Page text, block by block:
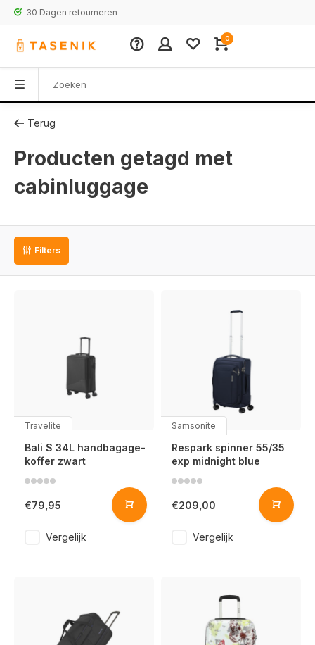
30 Dagen retourneren
0
Terug
Producten getagd met
cabinluggage
Filters
Travelite
Bali S 34L handbagage-
koffer zwart
€79,95
Vergelijk
Samsonite
Respark spinner 55/35
exp midnight blue
€209,00
Vergelijk